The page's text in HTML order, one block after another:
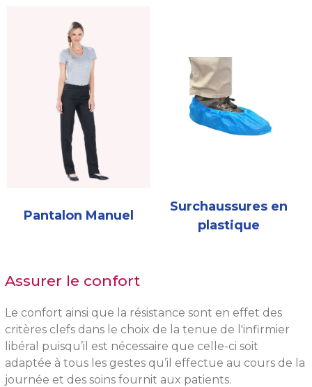
Pantalon Manuel
Surchaussures en
plastique
Assurer le confort
Le confort ainsi que la résistance sont en effet des
critères clefs dans le choix de la tenue de l'infirmier
libéral puisqu’il est nécessaire que celle-ci soit
adaptée à tous les gestes qu’il effectue au cours de la
journée et des soins fournit aux patients.